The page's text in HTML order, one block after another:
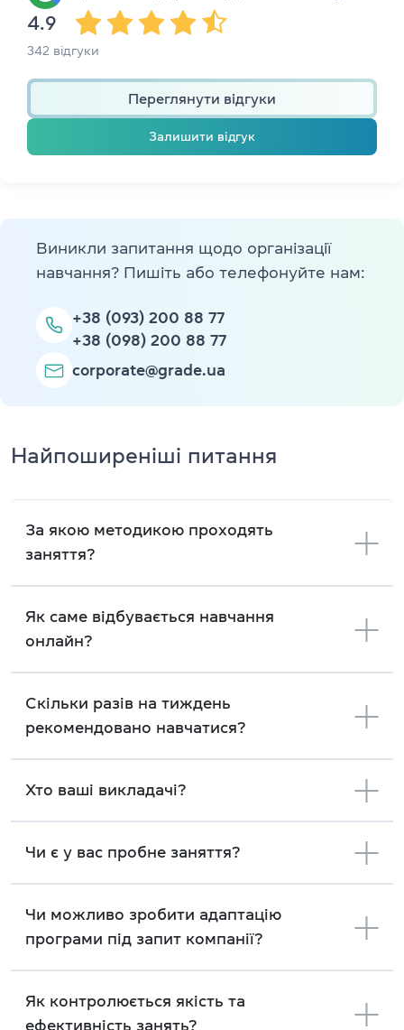
4.9
342 відгуки
Переглянути відгуки
Залишити відгук
Виникли запитання щодо організації
навчання? Пишіть або телефонуйте нам:
+38 (093) 200 88 77
+38 (098) 200 88 77
corporate@grade.ua
Найпоширеніші питання
За якою методикою проходять
заняття?
Як саме відбувається навчання
онлайн?
Скільки разів на тиждень
рекомендовано навчатися?
Хто ваші викладачі?
Чи є у вас пробне заняття?
Чи можливо зробити адаптацію
програми під запит компанії?
Як контролюється якість та
ефективність занять?